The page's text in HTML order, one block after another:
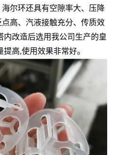
尔环还具有空隙率大、压降
高、汽液接触充分、传质效
内改造后选用我公司生产的皇
高,使用效果非常好。